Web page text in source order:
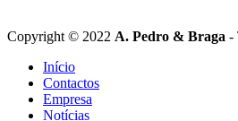
Copyright © 2022 A. Pedro & Braga -
Footer
menu
Início
Contactos
Empresa
Notícias